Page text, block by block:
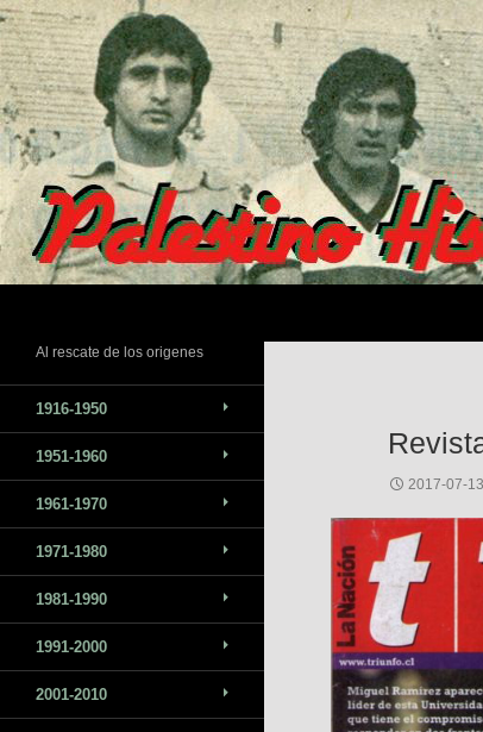
Saltar
al
contenido
2017-07-13
Al rescate de los origenes
1916-1950
1951-1960
1961-1970
1971-1980
1981-1990
1991-2000
2001-2010